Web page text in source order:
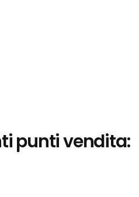
punti vendita: